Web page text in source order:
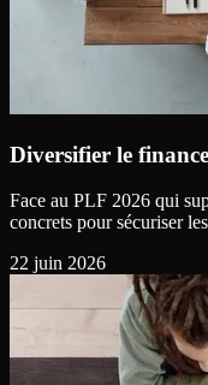
Diversifier le
Face au PLF 2026 qui
concrets pour sécuriser
22 juin 2026